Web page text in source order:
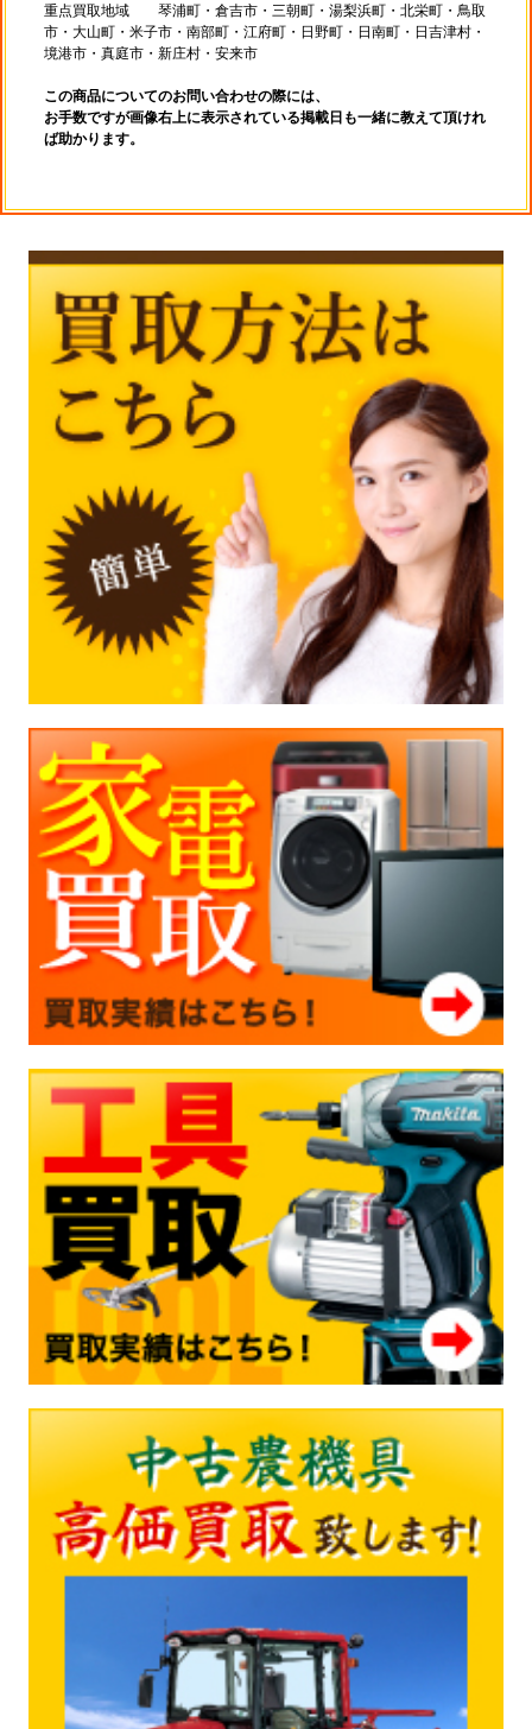
重点買取地域 琴浦町・倉吉市・三朝町・湯梨浜町・北栄町・鳥取
市・大山町・米子市・南部町・江府町・日野町・日南町・日吉津村・
境港市・真庭市・新庄村・安来市
この商品についてのお問い合わせの際には、
お手数ですが画像右上に表示されている掲載日も一緒に教えて頂けれ
ば助かります。